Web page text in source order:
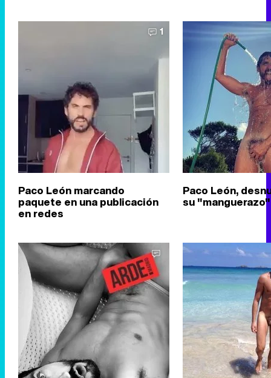
1
Paco León marcando
paquete en una publicación
en redes
Paco León,
su "manguerazo"